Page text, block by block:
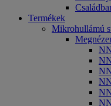
Termékek
Mikrohullámú